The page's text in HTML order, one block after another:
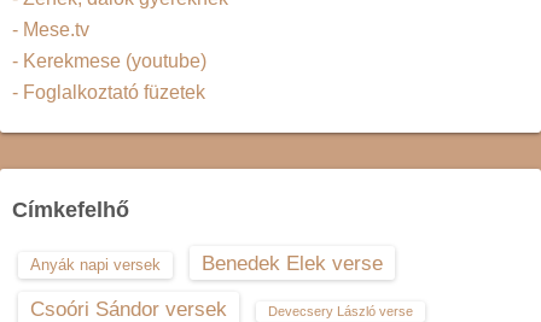
- Mese.tv
- Kerekmese (youtube)
- Foglalkoztató füzetek
Címkefelhő
Anyák napi versek
Benedek Elek verse
Csoóri Sándor versek
Devecsery László verse